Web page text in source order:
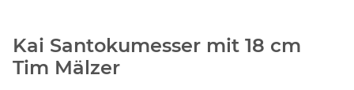
Kai Santokumesser mit 18 cm
Tim Mälzer